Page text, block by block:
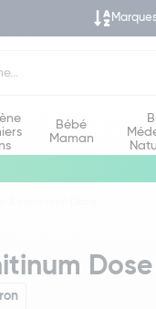
Bébé
Maman
Dose